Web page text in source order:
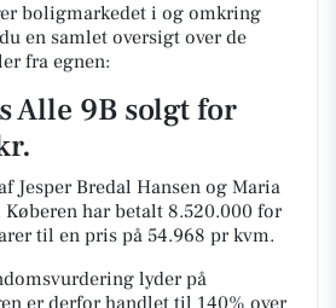
boligmarkedet i og omkring
en samlet oversigt over de
fra egnen:
Alle 9B solgt for
Jesper Bredal Hansen og Maria
Køberen har betalt 8.520.000 for
til en pris på 54.968 pr kvm.
lyder på
er derfor handlet til 140% over